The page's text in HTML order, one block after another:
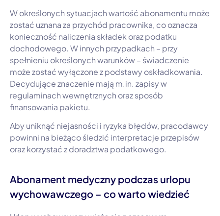
W określonych sytuacjach wartość abonamentu może
zostać uznana za przychód pracownika, co oznacza
konieczność naliczenia składek oraz podatku
dochodowego. W innych przypadkach – przy
spełnieniu określonych warunków – świadczenie
może zostać wyłączone z podstawy oskładkowania.
Decydujące znaczenie mają m.in. zapisy w
regulaminach wewnętrznych oraz sposób
finansowania pakietu.
Aby uniknąć niejasności i ryzyka błędów, pracodawcy
powinni na bieżąco śledzić interpretacje przepisów
oraz korzystać z doradztwa podatkowego.
Abonament medyczny podczas urlopu
wychowawczego – co warto wiedzieć